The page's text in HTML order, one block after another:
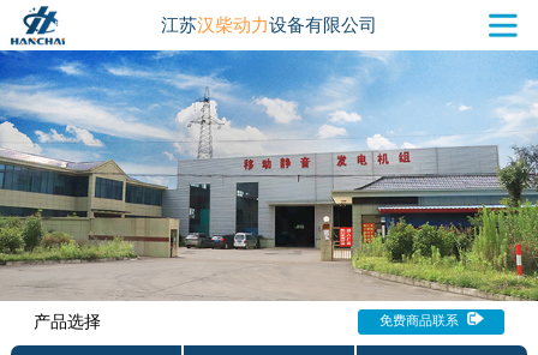
江苏汉柴动力设备有限公司
产品选择 免费商品联系